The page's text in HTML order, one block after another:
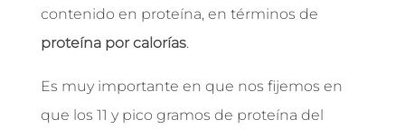
contenido en proteína, en términos de
proteína por calorías.
Es muy importante en que nos fijemos en
que los 11 y pico gramos de proteína del